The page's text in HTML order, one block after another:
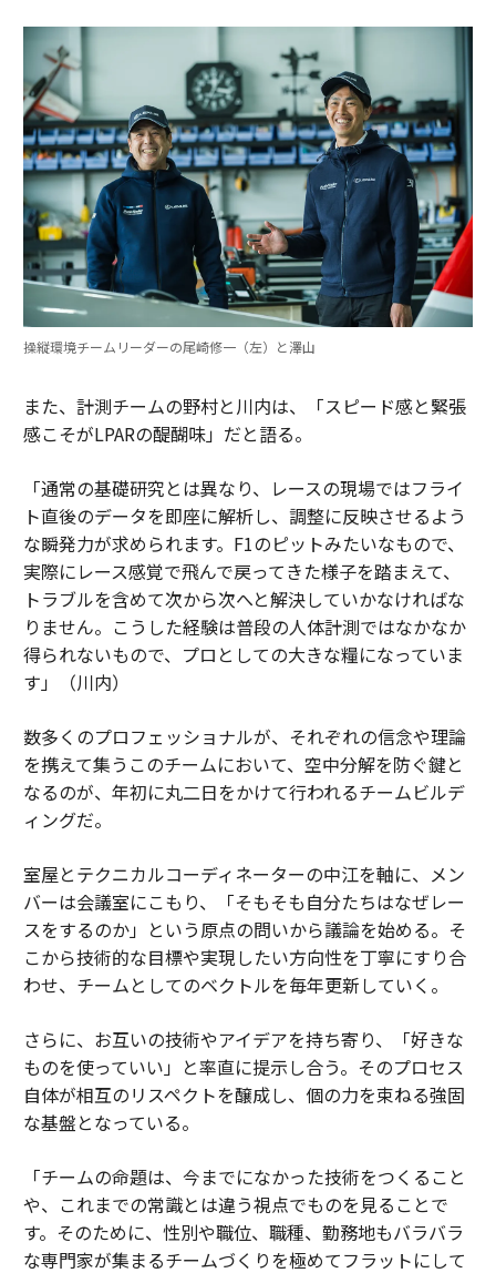
操縦環境チームリーダーの尾崎修一（左）と澤山
また、計測チームの野村と川内は、「スピード感と緊張
感こそがLPARの醍醐味」だと語る。
「通常の基礎研究とは異なり、レースの現場ではフライ
ト直後のデータを即座に解析し、調整に反映させるよう
な瞬発力が求められます。F1のピットみたいなもので、
実際にレース感覚で飛んで戻ってきた様子を踏まえて、
トラブルを含めて次から次へと解決していかなければな
りません。こうした経験は普段の人体計測ではなかなか
得られないもので、プロとしての大きな糧になっていま
す」（川内）
数多くのプロフェッショナルが、それぞれの信念や理論
を携えて集うこのチームにおいて、空中分解を防ぐ鍵と
なるのが、年初に丸二日をかけて行われるチームビルデ
ィングだ。
室屋とテクニカルコーディネーターの中江を軸に、メン
バーは会議室にこもり、「そもそも自分たちはなぜレー
スをするのか」という原点の問いから議論を始める。そ
こから技術的な目標や実現したい方向性を丁寧にすり合
わせ、チームとしてのベクトルを毎年更新していく。
さらに、お互いの技術やアイデアを持ち寄り、「好きな
ものを使っていい」と率直に提示し合う。そのプロセス
自体が相互のリスペクトを醸成し、個の力を束ねる強固
な基盤となっている。
「チームの命題は、今までになかった技術をつくること
や、これまでの常識とは違う視点でものを見ることで
す。そのために、性別や職位、職種、勤務地もバラバラ
な専門家が集まるチームづくりを極めてフラットにして